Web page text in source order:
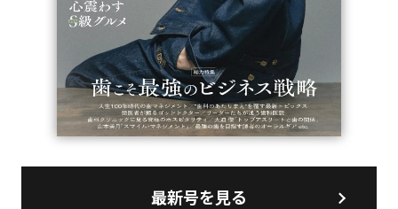
最新号を見る